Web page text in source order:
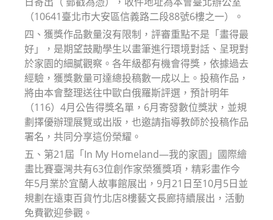
（10641臺北市大安區信義路二段88號6樓之一）。
四、獲獎作品數量沒有限制，評審重點不是「畫得最
好」，是期望鼓勵學生以畫筆進行環境對話、呈現對
於家園的細膩觀察。各年級都有機會得獎，依據過去
經驗，獲獎數量可達總投稿數一成以上。投稿作品，
將由本會整理送往中歐白俄羅斯評選，預計明年
（116）4月公告得獎名單，6月寄發數位獎狀，並規
劃擇優辦理展覽或出版，也邀請指導教師於投稿作品
署名，共同分享這份榮耀。
五、第21屆「In My Homeland—我的家園」國際繪
畫比賽臺灣共有63位創作家榮獲獎項，精彩畫作今
年5月業於宜蘭人故事館展出，9月21日至10月5日並
規劃在遠東百貨竹北店8樓藝文長廊持續展出，活動
免費歡迎參觀。